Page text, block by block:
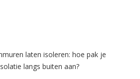
laten isoleren: hoe pak je
langs buiten aan?